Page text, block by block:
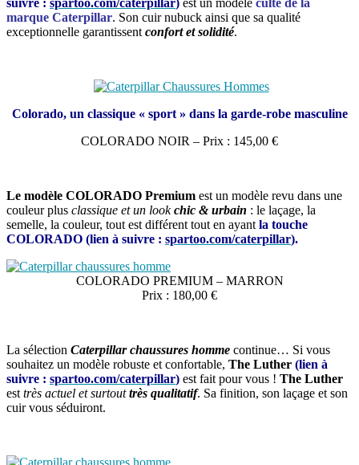
marque Caterpillar. Son cuir nubuck ainsi que sa qualité
exceptionnelle garantissent confort et solidité.
Colorado, un classique « sport » dans la garde-robe masculine
COLORADO NOIR – Prix : 145,00 €
Le modèle COLORADO Premium est un modèle revu dans une
couleur plus classique et un lookchic & urbain : le laçage, la
semelle, la couleur, tout est différent tout en ayant la touche
COLORADO (lien à suivre : spartoo.com/caterpillar).
COLORADO PREMIUM – MARRON
Prix : 180,00 €
La sélection Caterpillar chaussures homme continue… Si vous
souhaitez un modèle robuste et confortable, The Luther (lien à
suivre : spartoo.com/caterpillar) est fait pour vous ! The Luther
est très actuel et surtouttrès qualitatif. Sa finition, son laçage et son
cuir vous séduiront.